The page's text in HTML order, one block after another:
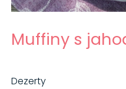
Muffiny s
Dezerty